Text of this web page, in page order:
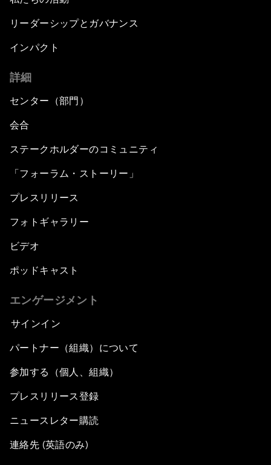
リーダーシップとガバナンス
インパクト
詳細
センター（部門）
会合
ステークホルダーのコミュニティ
「フォーラム・ストーリー」
プレスリリース
フォトギャラリー
ビデオ
ポッドキャスト
エンゲージメント
サインイン
パートナー（組織）について
参加する（個人、組織）
プレスリリース登録
ニュースレター購読
連絡先 (英語のみ)